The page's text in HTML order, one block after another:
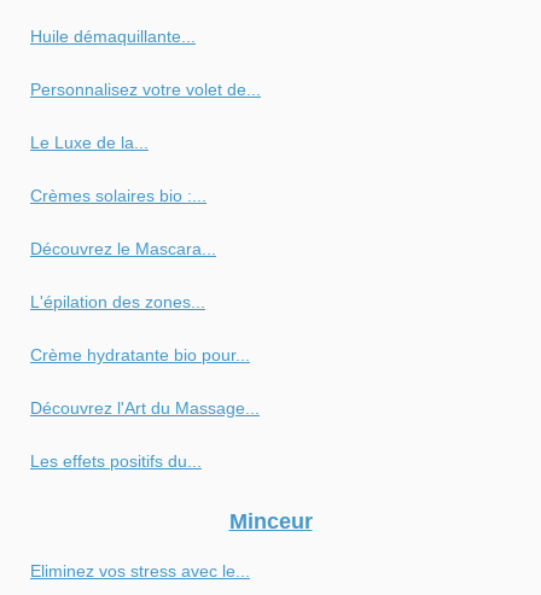
Huile démaquillante...
Personnalisez votre volet de...
Le Luxe de la...
Crèmes solaires bio :...
Découvrez le Mascara...
L'épilation des zones...
Crème hydratante bio pour...
Découvrez l'Art du Massage...
Les effets positifs du...
Minceur
Eliminez vos stress avec le...